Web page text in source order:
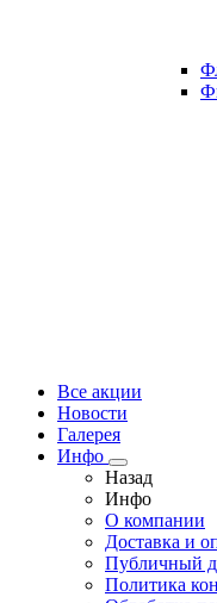
Все акции
Новости
Галерея
Инфо
Назад
Инфо
О компании
Доставка и
Публичный
Политика